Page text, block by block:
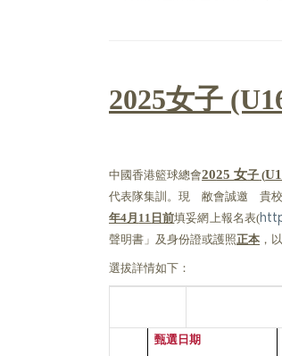
2025女子 (U1
中國香港籃球總會2025女子 (U1
代表隊集訓。現 敝會誠邀 貴
年4月 11 日前填妥網上報名表(
聲明書」及身份證或護照正本 ，
選拔詳情如下：
甄選日期